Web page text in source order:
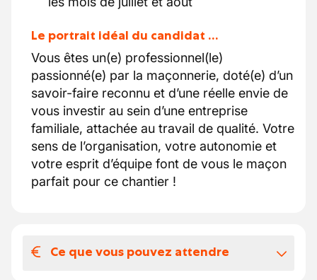
Le portrait idéal du candidat …
Vous êtes un(e) professionnel(le)
passionné(e) par la maçonnerie, doté(e) d’un
savoir-faire reconnu et d’une réelle envie de
vous investir au sein d’une entreprise
familiale, attachée au travail de qualité. Votre
sens de l’organisation, votre autonomie et
votre esprit d’équipe font de vous le maçon
parfait pour ce chantier !
Ce que vous pouvez attendre